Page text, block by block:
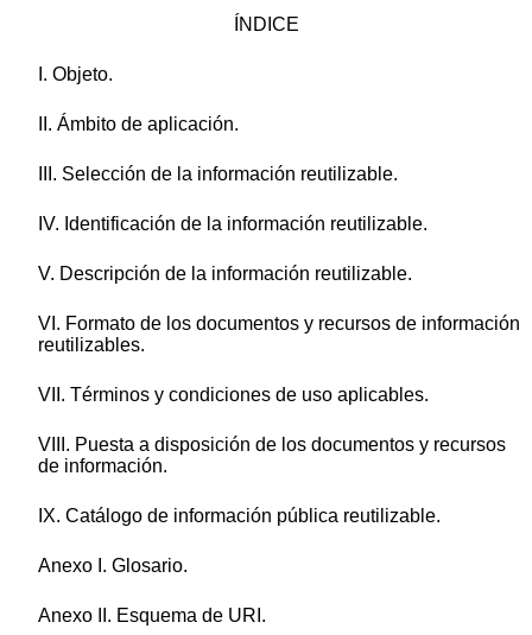
ÍNDICE
I. Objeto.
II. Ámbito de aplicación.
III. Selección de la información reutilizable.
IV. Identificación de la información reutilizable.
V. Descripción de la información reutilizable.
VI. Formato de los documentos y recursos de información
reutilizables.
VII. Términos y condiciones de uso aplicables.
VIII. Puesta a disposición de los documentos y recursos
de información.
IX. Catálogo de información pública reutilizable.
Anexo I. Glosario.
Anexo II. Esquema de URI.